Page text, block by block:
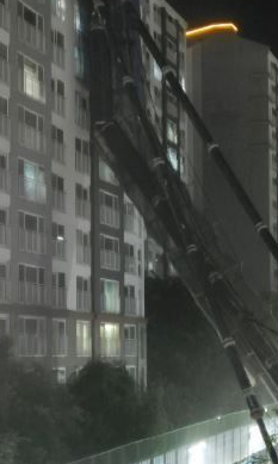
동해안 일부 지역엔 호의주의보
…누적 환자 3000명 돌파
탄…도로 잠기고 담벼락 붕괴
9뿌리 발견…감정가 1.3억원
종 60대, 닷새 만에 숨진 채 발견
임서 '홈팀' 일본과 한일전
전복…1명 사망·1명 실종
최고 35도' 무더위, 열대야 계속[다음
논란 사과…쇄신의 기회로 삼겠다"
협회 "실망과 걱정 안겨드려 죄송"
안 최대 150㎜ 비
0.6% 나스닥 1.3%↑